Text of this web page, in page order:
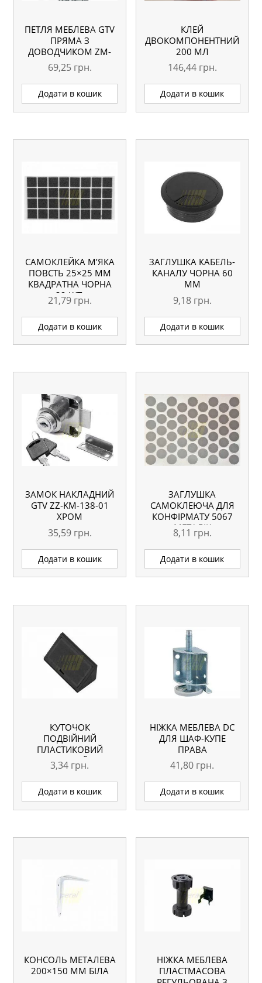
ПЕТЛЯ МЕБЛЕВА GTV
ПРЯМА З
ДОВОДЧИКОМ ZM-
HCKT90-BE
69,25 грн.
Додати в кошик
КЛЕЙ
ДВОКОМПОНЕНТНИЙ
200 МЛ
146,44 грн.
Додати в кошик
САМОКЛЕЙКА М’ЯКА
ПОВСТЬ 25×25 ММ
КВАДРАТНА ЧОРНА
32 ШТ.
21,79 грн.
Додати в кошик
ЗАГЛУШКА КАБЕЛЬ-
КАНАЛУ ЧОРНА 60
ММ
9,18 грн.
Додати в кошик
ЗАМОК НАКЛАДНИЙ
GTV ZZ-KM-138-01
ХРОМ
35,59 грн.
Додати в кошик
ЗАГЛУШКА
САМОКЛЕЮЧА ДЛЯ
КОНФІРМАТУ 5067
МЕТАЛІК
8,11 грн.
Додати в кошик
КУТОЧОК
ПОДВІЙНИЙ
ПЛАСТИКОВИЙ
ЧОРНИЙ
3,34 грн.
Додати в кошик
НІЖКА МЕБЛЕВА DC
ДЛЯ ШАФ-КУПЕ
ПРАВА
41,80 грн.
Додати в кошик
КОНСОЛЬ МЕТАЛЕВА
200×150 ММ БІЛА
НІЖКА МЕБЛЕВА
ПЛАСТМАСОВА